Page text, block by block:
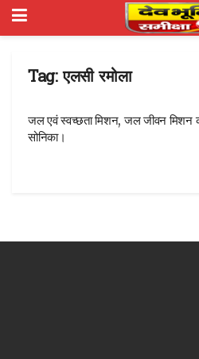
Tag:एलसी रमोला
जल एवं स्वच्छता मिशन, जल जीवन मिशन
सोनिका।